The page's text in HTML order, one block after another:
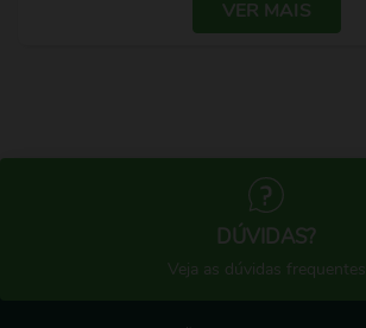
VER MAIS
DÚVIDAS?
Veja as dúvidas frequentes